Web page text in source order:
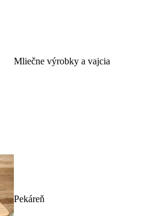
Mliečne výrobky a vajcia
Pekáreň